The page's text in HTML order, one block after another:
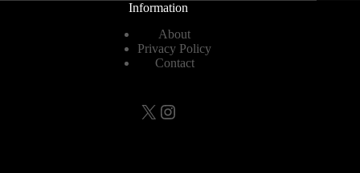
Information
About
Privacy Policy
Contact
X Instagram